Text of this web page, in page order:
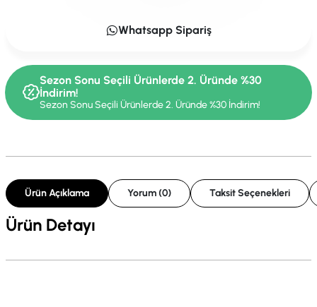
Whatsapp Sipariş
Sezon Sonu Seçili Ürünlerde 2. Üründe %30
İndirim!
Sezon Sonu Seçili Ürünlerde 2. Üründe %30 İndirim!
Ürün Açıklama Yorum (0) Taksit Seçenekleri
Ürün Detayı